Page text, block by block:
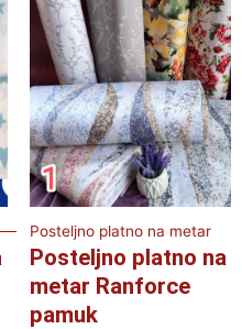
Posteljno platno na metar
Posteljno platno na
metar Ranforce
pamuk